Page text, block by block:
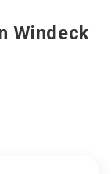
Windeck